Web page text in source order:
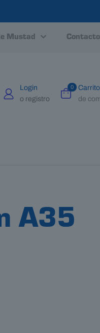
Mustad Contacto
Login
o registro
0
Carrito
de
A35